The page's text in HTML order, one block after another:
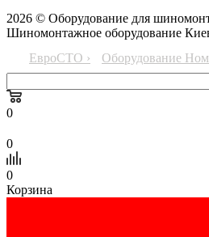
2026 © Оборудование для
Шиномонтажное оборудование
ЕвроСТО ›
Оборудование
0
0
0
Корзина